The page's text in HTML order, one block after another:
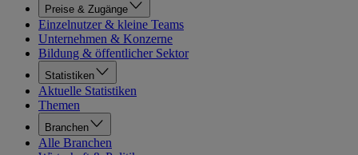
Preise & Zugänge
Einzelnutzer & kleine Teams
Unternehmen & Konzerne
Bildung & öffentlicher Sektor
Statistiken
Aktuelle Statistiken
Themen
Branchen
Alle Branchen